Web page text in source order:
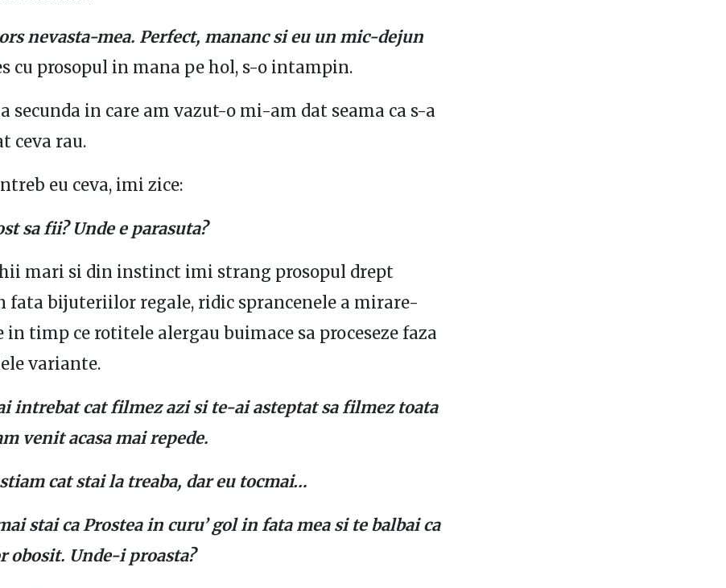
nevasta-mea. Perfect, mananc si eu un mic-dejun
cu prosopul in mana pe hol, s-o intampin.
secunda in care am vazut-o mi-am dat seama ca s-a
ceva rau.
eu ceva, imi zice:
sa fii? Unde e parasuta?
mari si din instinct imi strang prosopul drept
fata bijuteriilor regale, ridic sprancenele a mirare-
in timp ce rotitele alergau buimace sa proceseze faza
variante.
intrebat cat filmez azi si te-ai asteptat sa filmez toata
venit acasa mai repede.
cat stai la treaba, dar eu tocmai…
stai ca Prostea in curu’ gol in fata mea si te balbai ca
obosit. Unde-i proasta?